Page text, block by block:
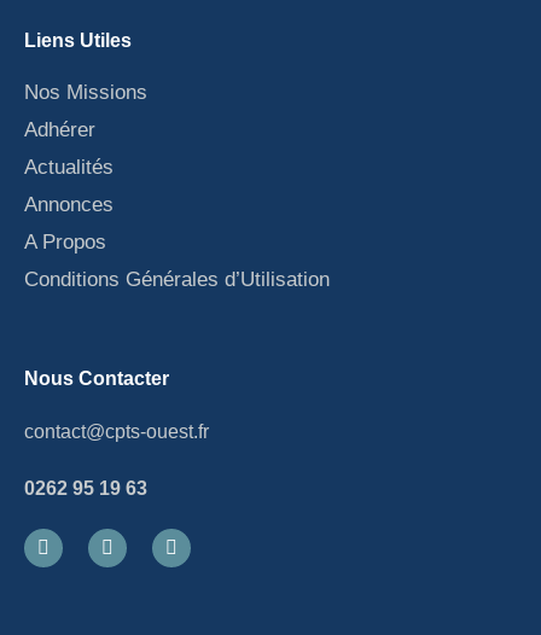
Liens Utiles
Nos Missions
Adhérer
Actualités
Annonces
A Propos
Conditions Générales d’Utilisation
Nous Contacter
contact@cpts-ouest.fr
0262 95 19 63